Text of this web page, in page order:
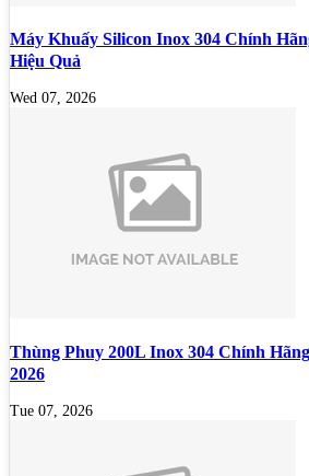
Máy Khuấy Silicon Inox 304 Chính
Hiệu Quả
Wed 07, 2026
Thùng Phuy 200L Inox 304 Chính
2026
Tue 07, 2026